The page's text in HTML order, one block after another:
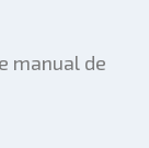
manual de